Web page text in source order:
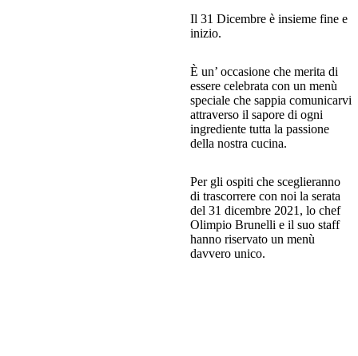
Il 31 Dicembre è insieme fine e
inizio.
È un’ occasione che merita di
essere celebrata con un menù
speciale che sappia comunicarvi
attraverso il sapore di ogni
ingrediente tutta la passione
della nostra cucina.
Per gli ospiti che sceglieranno
di trascorrere con noi la serata
del 31 dicembre 2021, lo chef
Olimpio Brunelli e il suo staff
hanno riservato un menù
davvero unico.